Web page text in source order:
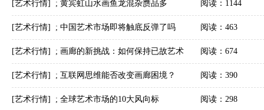
价6000万港元
[艺术行情] ; 黄宾虹山水画鱼龙混杂赝品多 阅读：1144
[艺术行情] ; 中国艺术市场即将触底反弹了吗 阅读：463
[艺术行情] ; 画廊的新挑战：如何保持已故艺术
家的市场鲜活度？
阅读：674
[艺术行情] ; 互联网思维能否改变画廊困境？ 阅读：390
[艺术行情] ; 全球艺术市场的10大风向标 阅读：298